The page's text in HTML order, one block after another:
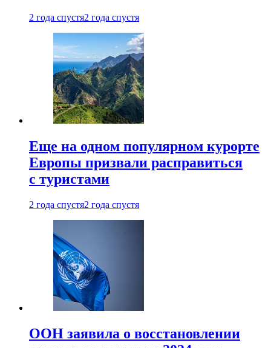
2 года спустя2 года спустя
Еще на одном популярном курорте
Европы призвали расправиться
с туристами
2 года спустя2 года спустя
ООН заявила о восстановлении